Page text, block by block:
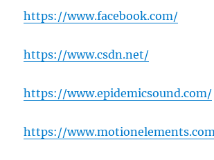
https://www.facebook.com/
https://www.csdn.net/
https://www.epidemicsound.com/
https://